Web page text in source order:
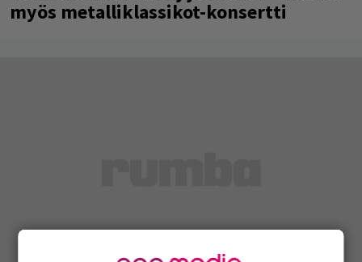
myös metalliklassikot-konsertti